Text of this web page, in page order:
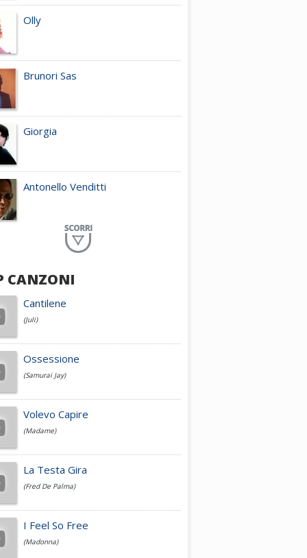
Olly
Brunori Sas
Giorgia
Antonello Venditti
Planet Funk
Achille Lauro
Cesare Cremonini
Jovanotti
Fedez
Simone Cristicchi
CANZONI
Cantilene
(Juli)
Ossessione
(Samurai Jay)
Volevo Capire
(Madame)
La Testa Gira
(Fred De Palma)
I Feel So Free
(Madonna)